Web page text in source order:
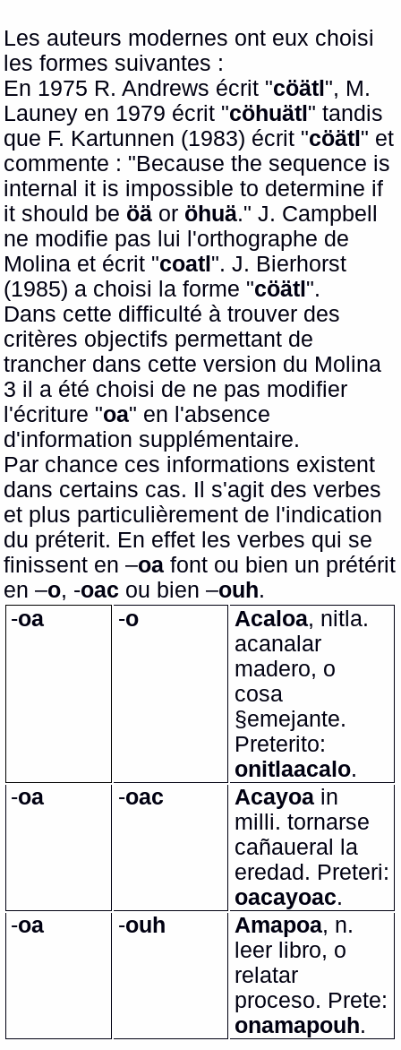
Les auteurs modernes ont eux choisi
les formes suivantes :
En 1975 R. Andrews écrit "cöätl ", M.
Launey en 1979 écrit "cöhuätl " tandis
que F. Kartunnen (1983) écrit "cöätl " et
commente : "Because the sequence is
internal it is impossible to determine if
it should be öä or öhuä."J. Campbell
ne modifie pas lui l'orthographe de
Molina et écrit "coatl ". J. Bierhorst
(1985) a choisi la forme "cöätl ".
Dans cette difficulté à trouver des
critères objectifs permettant de
trancher dans cette version du Molina
3 il a été choisi de ne pas modifier
l'écriture "oa" en l'absence
d'information supplémentaire.
Par chance ces informations existent
dans certains cas. Il s'agit des verbes
et plus particulièrement de l'indication
du préterit. En effet les verbes qui se
finissent en –oa font ou bien un prétérit
en –o, -oac ou bien –ouh.
-oa -o Acaloa, nitla.
acanalar
madero, o
cosa
§emejante.
Preterito:
onitlaacalo.
-oa -oac Acayoa in
milli. tornarse
cañaueral la
eredad. Preteri:
oacayoac.
-oa -ouh Amapoa, n.
leer libro, o
relatar
proceso. Prete:
onamapouh.